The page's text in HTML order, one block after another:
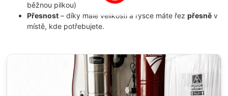
běžnou pilkou)
Přesnost – díky malé velikosti a rysce máte řezpřesně v
místě, kde potřebujete.